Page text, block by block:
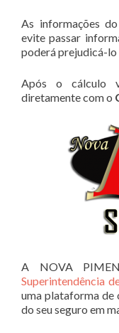
As informações
evite passar
poderá prejudicá-lo
Após o cálculo
diretamente com o
A NOVA
Superintendência
uma plataforma de
do seu seguro em